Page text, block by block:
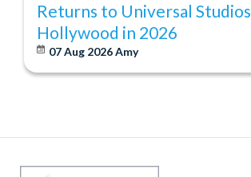
Returns to Universal Studios
Hollywood in 2026
07 Aug 2026Amy